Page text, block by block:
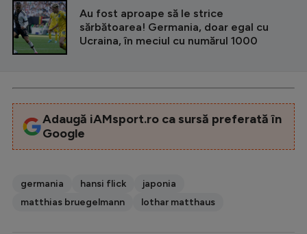
Au fost aproape să le strice
sărbătoarea! Germania, doar egal cu
Ucraina, în meciul cu numărul 1000
Adaugă iAMsport.ro ca sursă preferată în
Google
germania hansi flick
japonia
matthias bruegelmann
lothar matthaus